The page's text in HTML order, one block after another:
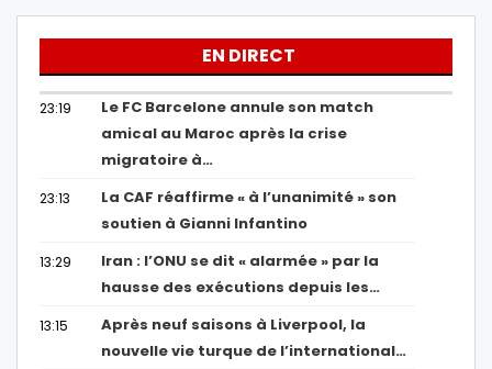
EN DIRECT
23:19
Le FC Barcelone annule son match
amical au Maroc après la crise
migratoire à…
23:13
La CAF réaffirme « à l’unanimité » son
soutien à Gianni Infantino
13:29
Iran : l’ONU se dit « alarmée » par la
hausse des exécutions depuis les…
13:15
Après neuf saisons à Liverpool, la
nouvelle vie turque de l’international…